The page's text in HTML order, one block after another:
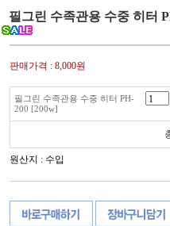
필그린 수족관용 수중 히터
판매가격 : 8,000원
필그린 수족관용 수중 히터 PH-
200 [200w]
원산지 : 수입